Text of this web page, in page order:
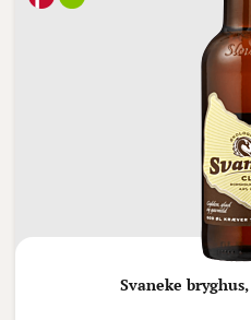
Svaneke bryghus,